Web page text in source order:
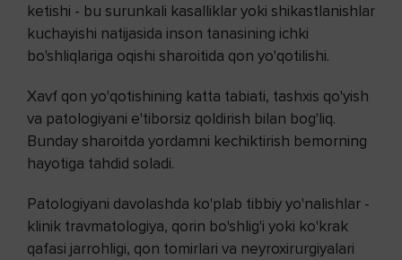
ketishi - bu surunkali kasalliklar yoki shikastlanishlar
kuchayishi natijasida inson tanasining ichki
bo'shliqlariga oqishi sharoitida qon yo'qotilishi.
Xavf qon yo'qotishining katta tabiati, tashxis qo'yish
va patologiyani e'tiborsiz qoldirish bilan bog'liq.
Bunday sharoitda yordamni kechiktirish bemorning
hayotiga tahdid soladi.
Patologiyani davolashda ko'plab tibbiy yo'nalishlar -
klinik travmatologiya, qorin bo'shlig'i yoki ko'krak
qafasi jarrohligi, qon tomirlari va neyroxirurgiyalari